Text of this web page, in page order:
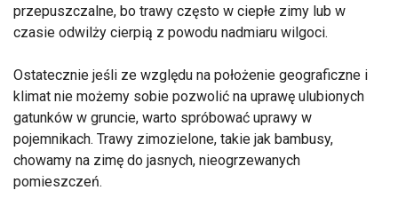
przepuszczalne, bo trawy często w ciepłe zimy lub w
czasie odwilży cierpią z powodu nadmiaru wilgoci.
Ostatecznie jeśli ze względu na położenie geograficzne i
klimat nie możemy sobie pozwolić na uprawę ulubionych
gatunków w gruncie, warto spróbować uprawy w
pojemnikach. Trawy zimozielone, takie jak bambusy,
chowamy na zimę do jasnych, nieogrzewanych
pomieszczeń.